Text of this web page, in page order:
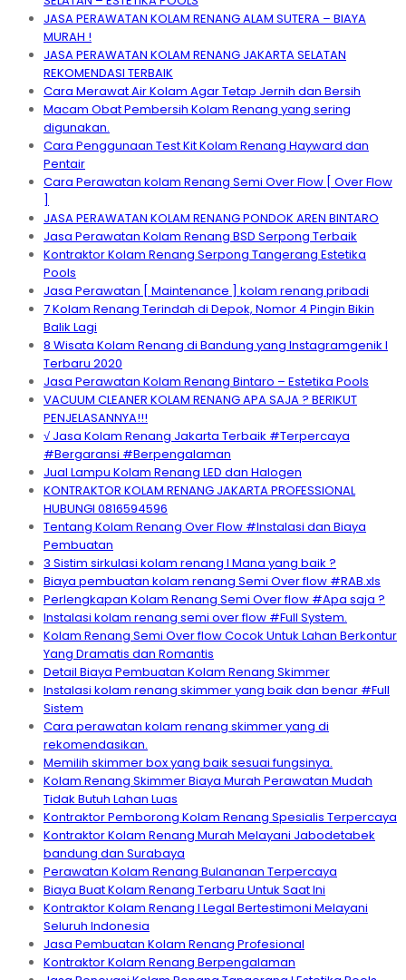
JASA PERAWATAN KOLAM RENANG ALAM SUTERA – BIAYA
MURAH !
JASA PERAWATAN KOLAM RENANG JAKARTA SELATAN
REKOMENDASI TERBAIK
Cara Merawat Air Kolam Agar Tetap Jernih dan Bersih
Macam Obat Pembersih Kolam Renang yang sering
digunakan.
Cara Penggunaan Test Kit Kolam Renang Hayward dan
Pentair
Cara Perawatan kolam Renang Semi Over Flow [ Over Flow
]
JASA PERAWATAN KOLAM RENANG PONDOK AREN BINTARO
Jasa Perawatan Kolam Renang BSD Serpong Terbaik
Kontraktor Kolam Renang Serpong Tangerang Estetika
Pools
Jasa Perawatan [ Maintenance ] kolam renang pribadi
7 Kolam Renang Terindah di Depok, Nomor 4 Pingin Bikin
Balik Lagi
8 Wisata Kolam Renang di Bandung yang Instagramgenik I
Terbaru 2020
Jasa Perawatan Kolam Renang Bintaro – Estetika Pools
VACUUM CLEANER KOLAM RENANG APA SAJA ? BERIKUT
PENJELASANNYA!!!
√ Jasa Kolam Renang Jakarta Terbaik #Terpercaya
#Bergaransi #Berpengalaman
Jual Lampu Kolam Renang LED dan Halogen
KONTRAKTOR KOLAM RENANG JAKARTA PROFESSIONAL
HUBUNGI 0816594596
Tentang Kolam Renang Over Flow #Instalasi dan Biaya
Pembuatan
3 Sistim sirkulasi kolam renang I Mana yang baik ?
Biaya pembuatan kolam renang Semi Over flow #RAB.xls
Perlengkapan Kolam Renang Semi Over flow #Apa saja ?
Instalasi kolam renang semi over flow #Full System.
Kolam Renang Semi Over flow Cocok Untuk Lahan Berkontur
Yang Dramatis dan Romantis
Detail Biaya Pembuatan Kolam Renang Skimmer
Instalasi kolam renang skimmer yang baik dan benar #Full
Sistem
Cara perawatan kolam renang skimmer yang di
rekomendasikan.
Memilih skimmer box yang baik sesuai fungsinya.
Kolam Renang Skimmer Biaya Murah Perawatan Mudah
Tidak Butuh Lahan Luas
Kontraktor Pemborong Kolam Renang Spesialis Terpercaya
Kontraktor Kolam Renang Murah Melayani Jabodetabek
bandung dan Surabaya
Perawatan Kolam Renang Bulananan Terpercaya
Biaya Buat Kolam Renang Terbaru Untuk Saat Ini
Kontraktor Kolam Renang I Legal Bertestimoni Melayani
Seluruh Indonesia
Jasa Pembuatan Kolam Renang Profesional
Kontraktor Kolam Renang Berpengalaman